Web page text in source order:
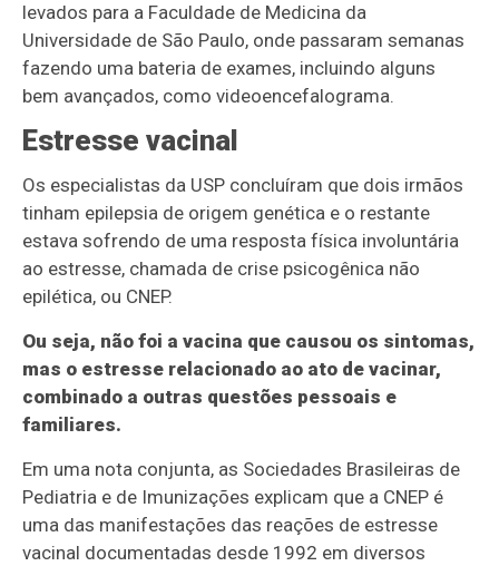
levados para a Faculdade de Medicina da
Universidade de São Paulo, onde passaram semanas
fazendo uma bateria de exames, incluindo alguns
bem avançados, como videoencefalograma.
Estresse vacinal
Os especialistas da USP concluíram que dois irmãos
tinham epilepsia de origem genética e o restante
estava sofrendo de uma resposta física involuntária
ao estresse, chamada de crise psicogênica não
epilética, ou CNEP.
Ou seja, não foi a vacina que causou os sintomas,
mas o estresse relacionado ao ato de vacinar,
combinado a outras questões pessoais e
familiares.
Em uma nota conjunta, as Sociedades Brasileiras de
Pediatria e de Imunizações explicam que a CNEP é
uma das manifestações das reações de estresse
vacinal documentadas desde 1992 em diversos